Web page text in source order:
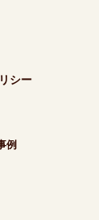
シー
例